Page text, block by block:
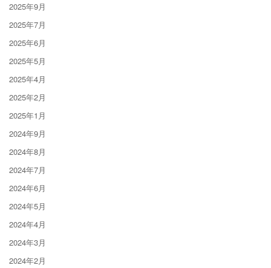
2025年9月
2025年7月
2025年6月
2025年5月
2025年4月
2025年2月
2025年1月
2024年9月
2024年8月
2024年7月
2024年6月
2024年5月
2024年4月
2024年3月
2024年2月